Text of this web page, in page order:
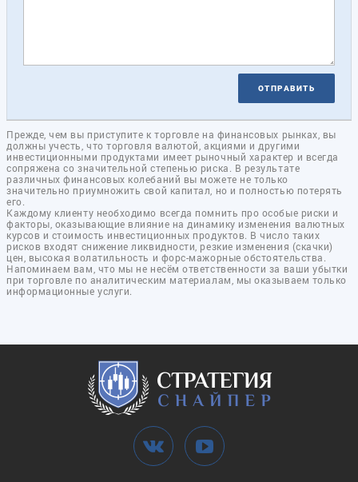
ОТПРАВИТЬ
Прежде, чем вы приступите к торговле на финансовых рынках, вы
должны учесть, что торговля валютой, акциями и другими
инвестиционными продуктами имеет рыночный характер и всегда
сопряжена со значительной степенью риска. В результате
различных финансовых колебаний вы можете не только
значительно приумножить свой капитал, но и полностью потерять
его.
Каждому клиенту необходимо всегда помнить про особые риски и
факторы, оказывающие влияние на динамику изменения валютных
курсов и стоимость инвестиционных продуктов. В число таких
рисков входят снижение ликвидности, резкие изменения (скачки)
цен, высокая волатильность и форс-мажорные обстоятельства.
Напоминаем вам, что мы не несём ответственности за ваши убытки
при торговле по аналитическим материалам, мы оказываем только
информационные услуги.